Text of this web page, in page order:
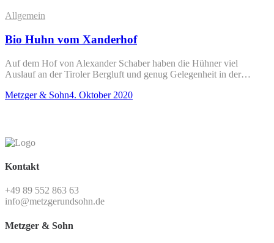
Posted
Allgemein
Bio Huhn vom Xanderhof
Auf dem Hof von Alexander Schaber haben die Hühner viel
Auslauf an der Tiroler Bergluft und genug Gelegenheit in der…
by
Metzger & SohnPosted
4. Oktober 2020
Kontakt
+49 89 552 863 63
info@metzgerundsohn.de
Metzger & Sohn